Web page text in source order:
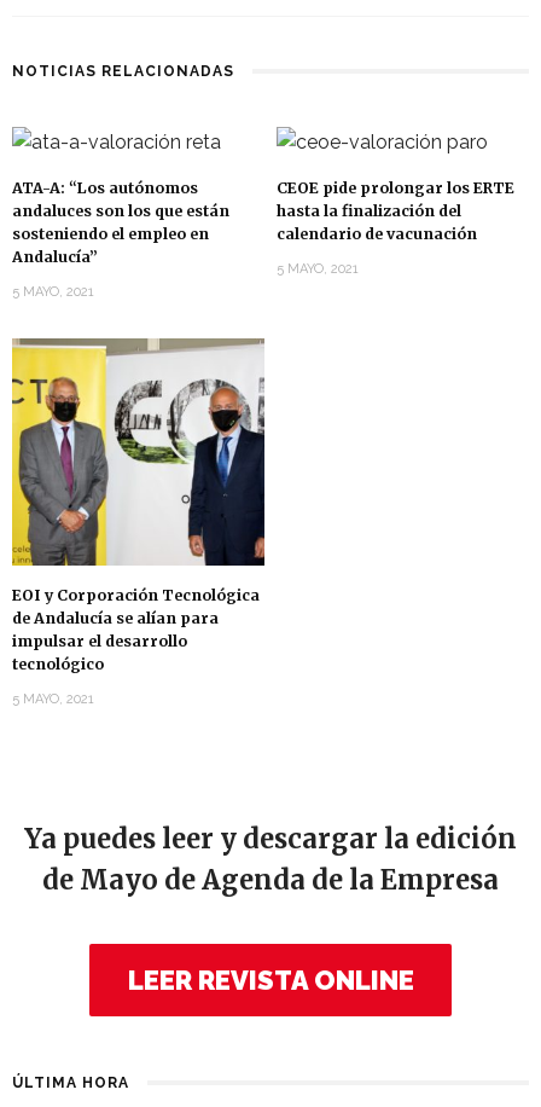
NOTICIAS RELACIONADAS
ATA-A: “Los autónomos
andaluces son los que están
sosteniendo el empleo en
Andalucía”
5 MAYO, 2021
CEOE pide prolongar los ERTE
hasta la finalización del
calendario de vacunación
5 MAYO, 2021
EOI y Corporación Tecnológica
de Andalucía se alían para
impulsar el desarrollo
tecnológico
5 MAYO, 2021
Ya puedes leer y descargar la edición
de Mayo de Agenda de la Empresa
LEER REVISTA ONLINE
ÚLTIMA HORA